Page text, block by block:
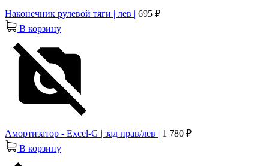
Наконечник рулевой тяги | лев | 695 ₽
В корзину
Амортизатор - Excel-G | зад прав/лев | 1 780 ₽
В корзину